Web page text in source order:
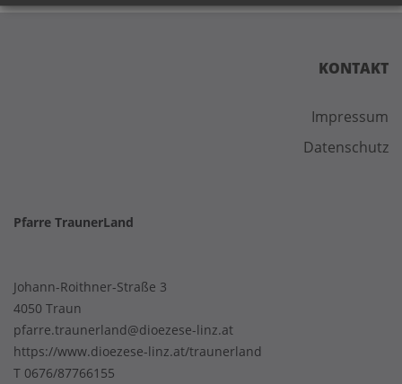
KONTAKT
Impressum
Datenschutz
Pfarre TraunerLand
Johann-Roithner-Straße 3
4050 Traun
pfarre.traunerland@dioezese-linz.at
https://www.dioezese-linz.at/traunerland
T 0676/87766155